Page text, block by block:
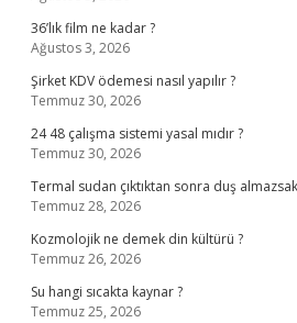
36’lık film ne kadar ?
Ağustos 3, 2026
Şirket KDV ödemesi nasıl yapılır ?
Temmuz 30, 2026
24 48 çalışma sistemi yasal mıdır ?
Temmuz 30, 2026
Termal sudan çıktıktan sonra duş
Temmuz 28, 2026
Kozmolojik ne demek din kültürü ?
Temmuz 26, 2026
Su hangi sıcakta kaynar ?
Temmuz 25, 2026